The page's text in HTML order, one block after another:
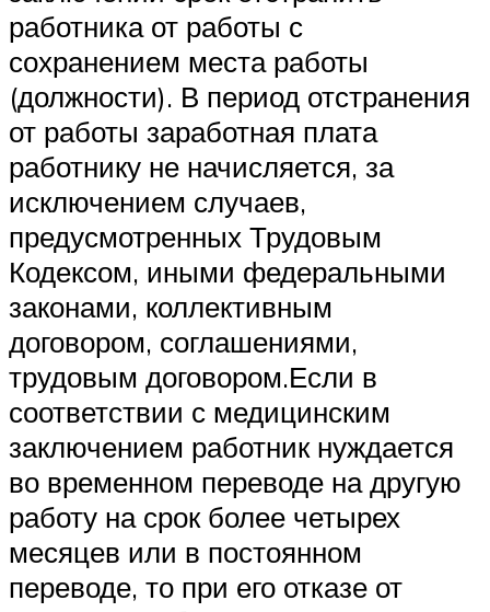
работника от работы с
сохранением места работы
(должности). В период отстранения
от работы заработная плата
работнику не начисляется, за
исключением случаев,
предусмотренных Трудовым
Кодексом, иными федеральными
законами, коллективным
договором, соглашениями,
трудовым договором.Если в
соответствии с медицинским
заключением работник нуждается
во временном переводе на другую
работу на срок более четырех
месяцев или в постоянном
переводе, то при его отказе от